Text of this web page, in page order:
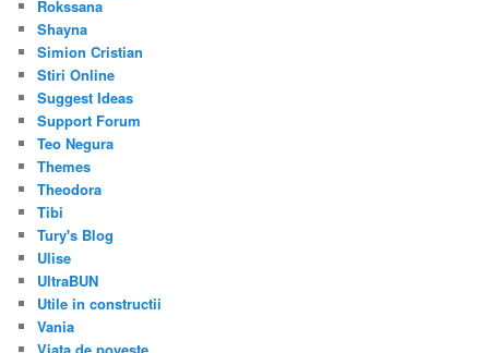
Rokssana
Shayna
Simion Cristian
Stiri Online
Suggest Ideas
Support Forum
Teo Negura
Themes
Theodora
Tibi
Tury's Blog
Ulise
UltraBUN
Utile in constructii
Vania